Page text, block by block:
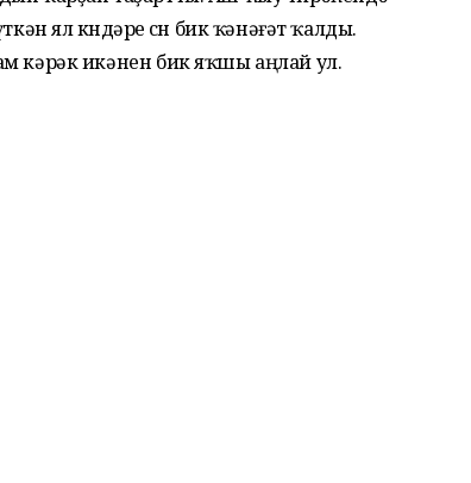
ял көндәре өсөн бик ҡәнәғәт ҡалды.
кәрәк икәнен бик яҡшы аңлай ул.